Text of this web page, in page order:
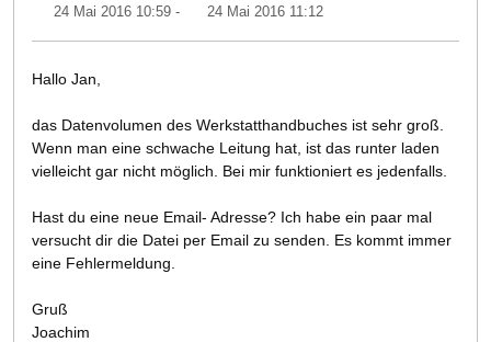
24 Mai 2016 10:59 - 24 Mai 2016 11:12
Hallo Jan,
das Datenvolumen des Werkstatthandbuches ist sehr groß.
Wenn man eine schwache Leitung hat, ist das runter laden
vielleicht gar nicht möglich. Bei mir funktioniert es jedenfalls.
Hast du eine neue Email- Adresse? Ich habe ein paar mal
versucht dir die Datei per Email zu senden. Es kommt immer
eine Fehlermeldung.
Gruß
Joachim